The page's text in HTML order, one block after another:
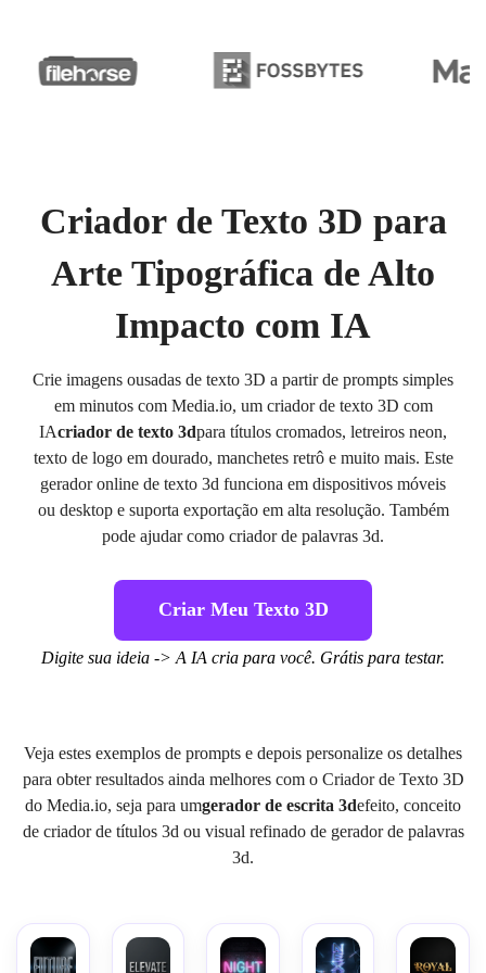
Criador de Texto 3D para
Arte Tipográfica de Alto
Impacto com IA
Crie imagens ousadas de texto 3D a partir de prompts simples
em minutos com Media.io, um criador de texto 3D com
IAcriador de texto 3dpara títulos cromados, letreiros neon,
texto de logo em dourado, manchetes retrô e muito mais. Este
gerador online de texto 3d funciona em dispositivos móveis
ou desktop e suporta exportação em alta resolução. Também
pode ajudar como criador de palavras 3d.
Criar Meu Texto 3D
Digite sua ideia -> A IA cria para você. Grátis para testar.
Veja estes exemplos de prompts e depois personalize os detalhes
para obter resultados ainda melhores com o Criador de Texto 3D
do Media.io, seja para umgerador de escrita 3defeito, conceito
de criador de títulos 3d ou visual refinado de gerador de palavras
3d.